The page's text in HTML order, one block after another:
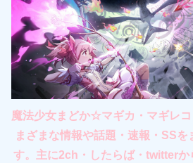
魔法少女まどか☆マギカ・マギレ
まざまな情報や話題・速報・SS
す。主に2ch・したらば・twitterか